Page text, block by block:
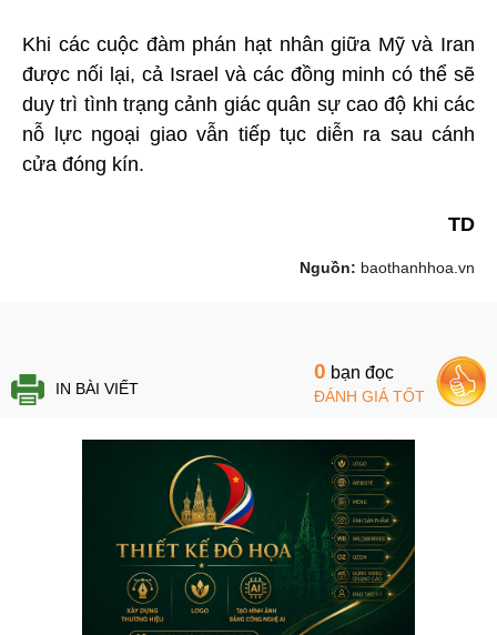
Khi các cuộc đàm phán hạt nhân giữa Mỹ và Iran
được nối lại, cả Israel và các đồng minh có thể sẽ
duy trì tình trạng cảnh giác quân sự cao độ khi các
nỗ lực ngoại giao vẫn tiếp tục diễn ra sau cánh
cửa đóng kín.
TD
Nguồn: baothanhhoa.vn
IN BÀI VIẾT
0 bạn đọc
ĐÁNH GIÁ TỐT